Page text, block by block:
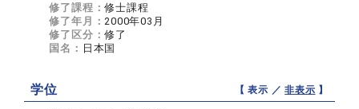
修了課程：修士課程
修了年月： 2000年03月
修了区分：修了
国名： 日本国
学位 【 表示 ／非表示 】